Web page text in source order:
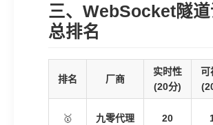
三、WebSocket隧
总排名
排名 厂商
实时性
(20分)
可
🥇 九零代理 20